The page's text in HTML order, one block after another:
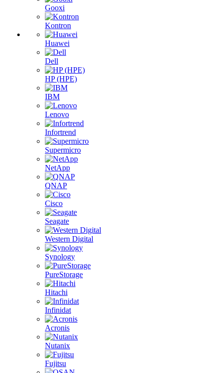
Gooxi
Kontron
Huawei
Dell
HP (HPE)
IBM
Lenovo
Infortrend
Supermicro
NetApp
QNAP
Cisco
Seagate
Western Digital
Synology
PureStorage
Hitachi
Infinidat
Acronis
Nutanix
Fujitsu